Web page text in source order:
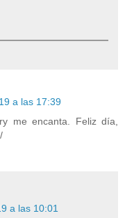
a las 17:39
me encanta. Feliz día,
a las 10:01